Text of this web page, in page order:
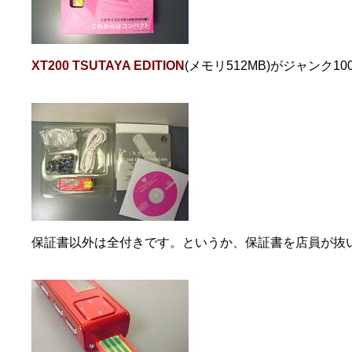
XT200 TSUTAYA EDITION (メモリ512MB)がジャンク
保証書以外は全付きです。というか、保証書を店員が抜